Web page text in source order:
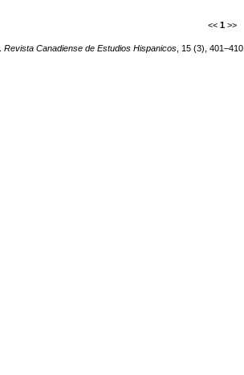
<< 1 >>
Revista Canadiense de Estudios Hispanicos, 15 (3), 401–410.